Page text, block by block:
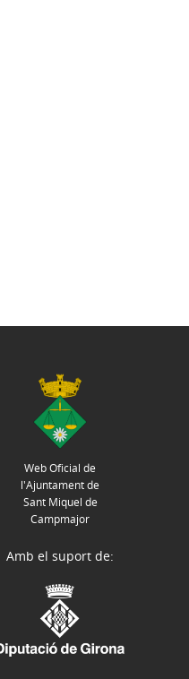
Web Oficial de
l'Ajuntament de
Sant Miquel de
Campmajor
Amb el suport de: